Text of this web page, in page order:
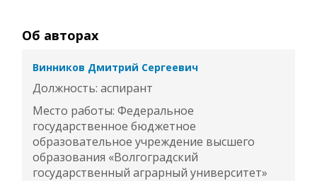
Об авторах
Винников Дмитрий Сергеевич
Должность: аспирант
Место работы: Федеральное
государственное бюджетное
образовательное учреждение высшего
образования «Волгоградский
государственный аграрный университет»